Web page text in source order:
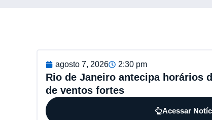
agosto 7, 2026 2:30 pm
Rio de Janeiro antecipa horários
de ventos fortes
Acessar